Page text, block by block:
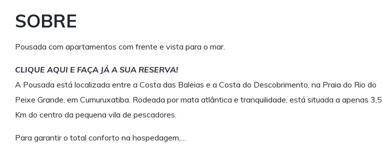
SOBRE
Pousada com apartamentos com frente e vista para o mar.
CLIQUE AQUI E FAÇA JÁ A SUA RESERVA!
A Pousada está localizada entre a Costa das Baleias e a Costa do Descobrimento, na Praia do Rio do
Peixe Grande, em Cumuruxatiba. Rodeada por mata atlântica e tranquilidade, está situada a apenas 3,5
Km do centro da pequena vila de pescadores.
Para garantir o total conforto na hospedagem,…